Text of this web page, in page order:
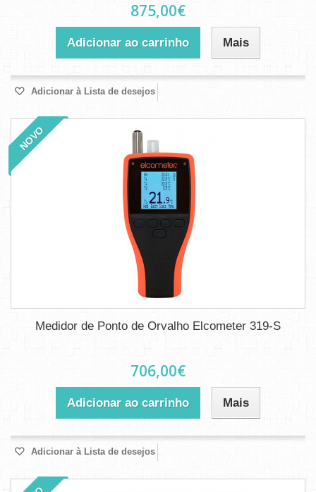
875,00€
Adicionar ao carrinho Mais
Adicionar à Lista de desejos
NOVO
Medidor de Ponto de Orvalho Elcometer 319-S
706,00€
Adicionar ao carrinho Mais
Adicionar à Lista de desejos